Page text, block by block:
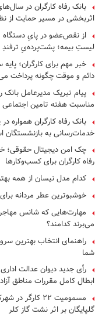
بانک رفاه کارگران در
اثربخشی در مسیر حمایت از
برداشته است
از نقص‌عضو در پایِ دستگاه
لیستِ بیمه؛ پشت‌پرده‌یِ ترفندِ
فرار از قانون چیست؟
خبر مهم برای کارگران؛ پایه
دائم و موقت چگونه پرداخت
پیام تبریک مدیرعامل بانک
مناسبت هفته تامین اجتماعی
بانک رفاه کارگران همواره
خدمات‌رسانی به بازنشستگان
چک امن دیجیتال حقوقی؛
رفاه کارگران برای کسب‌وکارها
کدام مدل نیسان از همه
خوشبوترین عطر مردانه
مهارت‌هایی که شانس
می‌برند کدامند؟
راهنمای انتخاب بهترین
شما
رأی جدید دیوان عدالت
ابطال کامل مقررات مناطق
مسمومیت ۲۲
گلپایگان بر اثر نشت گاز کلر